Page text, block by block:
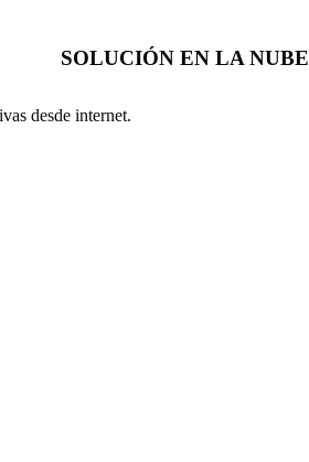
SOLUCIÓN EN LA NUBE
desde internet.